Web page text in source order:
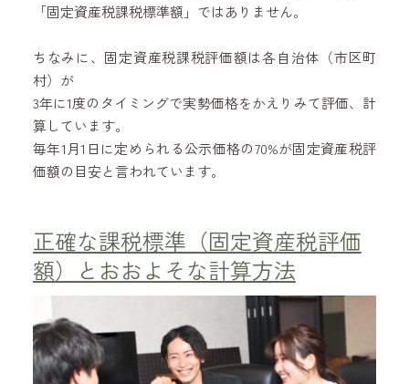
「固定資産税課税標準額」ではありません。
ちなみに、固定資産税課税評価額は各自治体（市区町
村）が
3年に1度のタイミングで実勢価格をかえりみて評価、計
算しています。
毎年1月1日に定められる公示価格の70%が固定資産税評
価額の目安と言われています。
正確な課税標準（固定資産税評価
額）とおおよそな計算方法